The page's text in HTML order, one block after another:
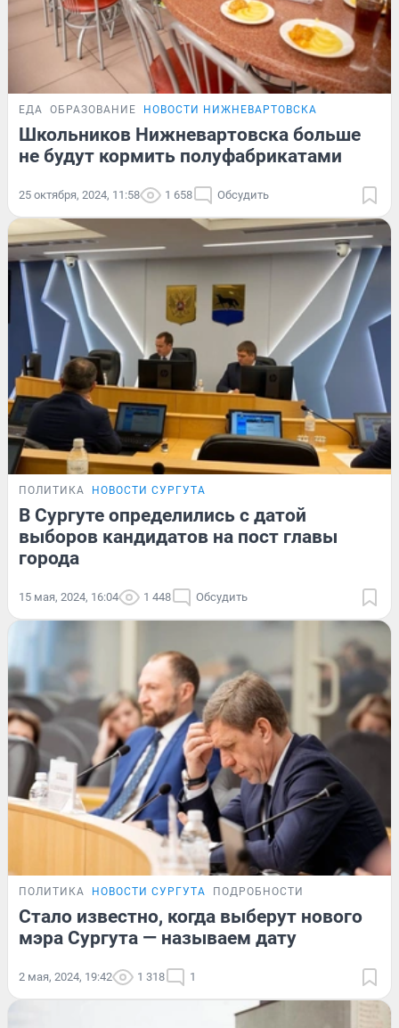
ЕДА ОБРАЗОВАНИЕ НОВОСТИ НИЖНЕВАРТОВСКА
Школьников Нижневартовска больше
не будут кормить полуфабрикатами
25 октября, 2024, 11:58 1 658 Обсудить
ПОЛИТИКА НОВОСТИ СУРГУТА
В Сургуте определились с датой
выборов кандидатов на пост главы
города
15 мая, 2024, 16:04 1 448 Обсудить
ПОЛИТИКА НОВОСТИ СУРГУТА ПОДРОБНОСТИ
Стало известно, когда выберут нового
мэра Сургута — называем дату
2 мая, 2024, 19:42 1 318 1